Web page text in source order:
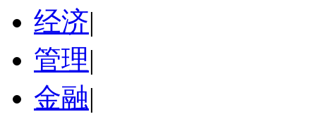
经济|
管理|
金融|